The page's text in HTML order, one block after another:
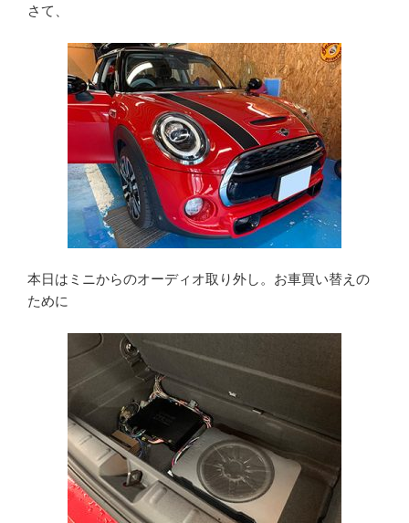
さて、
本日はミニからのオーディオ取り外し。お車買い替えの
ために